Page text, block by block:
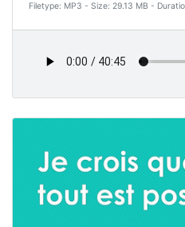
Filetype: MP3 - Size: 29.13 MB -